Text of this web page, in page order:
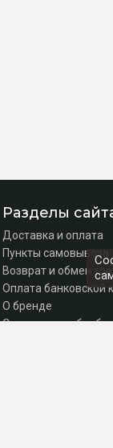
Разделы
Доставка и оплата
Пункты самовывоза
Возврат и обмен
Оплата банковской
О бренде
Согласие на